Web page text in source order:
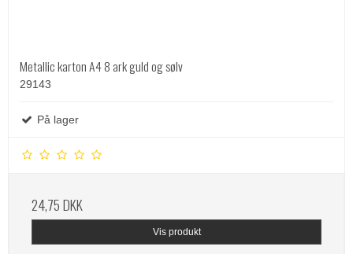
Metallic karton A4 8 ark guld og sølv
29143
På lager
24,75 DKK
Vis produkt